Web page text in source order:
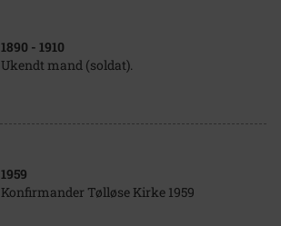
1890 - 1910
Ukendt mand (soldat).
1959
Konfirmander Tølløse Kirke 1959